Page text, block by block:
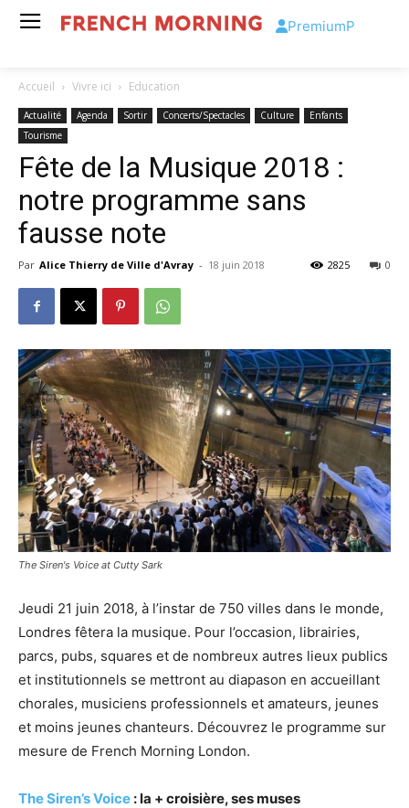
PremiumP
Accueil Vivre ici Education
Actualité Agenda Sortir Concerts/Spectacles Culture
Enfants
Tourisme
Fête de la Musique 2018 :
notre programme sans
fausse note
Par Alice Thierry de Ville d'Avray - 18 juin 2018 0
2825
The Siren's Voice at Cutty Sark
Jeudi 21 juin 2018, à l’instar de 750 villes dans le monde,
Londres fêtera la musique. Pour l’occasion, librairies,
parcs, pubs, squares et de nombreux autres lieux publics
et institutionnels se mettront au diapason en accueillant
chorales, musiciens professionnels et amateurs, jeunes
et moins jeunes chanteurs. Découvrez le programme sur
mesure de French Morning London.
The Siren’s Voice : la + croisière, ses muses